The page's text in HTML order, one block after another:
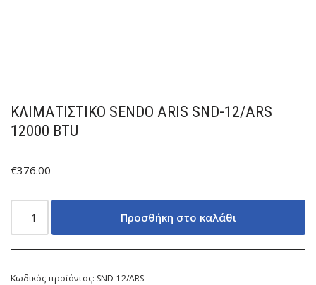
ΚΛΙΜΑΤΙΣΤΙΚΟ SENDO ARIS SND-12/ARS
12000 BTU
€376.00
Προσθήκη στο καλάθι
Κωδικός προϊόντος: SND-12/ARS